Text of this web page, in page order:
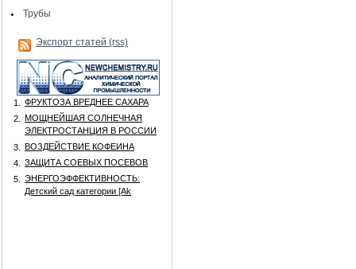
Трубы
Экспорт статей (rss)
1.
ФРУКТОЗА ВРЕДНЕЕ САХАРА
2.
МОЩНЕЙШАЯ СОЛНЕЧНАЯ
ЭЛЕКТРОСТАНЦИЯ В РОССИИ
3.
ВОЗДЕЙСТВИЕ КОФЕИНА
4.
ЗАЩИТА СОЕВЫХ ПОСЕВОВ
5.
ЭНЕРГОЭФФЕКТИВНОСТЬ:
Детский сад категории [Аk